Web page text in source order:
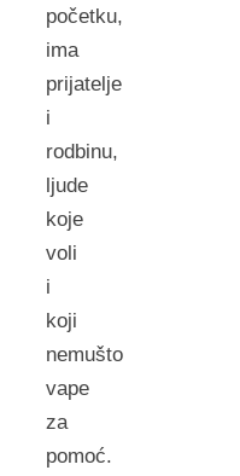
početku,
ima
prijatelje
i
rodbinu,
ljude
koje
voli
i
koji
nemušto
vape
za
pomoć.